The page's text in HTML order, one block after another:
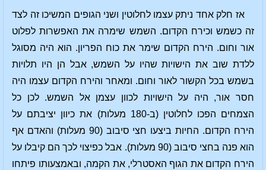
אז חלק אחד ניתק עצמו לחלוטין ושני הגופים המשיכו זה לצד
זה כשמש וכירח הקדום. השמש שימרה את האפשרות לפלוט
אור וחום. הירח הקדום שימר את כוח הפריון. הוא היה מסוגל
ללדת שוב את הישויות שהיו על השמש, אבל הן היו תלויות
בשמש בכל הקשור לאור וחום. ומאחר והירח הקדום עצמו היה
חסר אור, היה על הישויות לכוון עצמן אל השמש. לכן כל
הצמחים הפכו לחלוטין (ב-180 מעלות) את כיוון יציבתם על
הירח הקדום. החיות ביצעו חצי סיבוב (90 מעלות) והאדם אף
הוא פנה בחצי סיבוב (90 מעלות). אבל כפיצוי לכך הם קיבלו על
הירח הקדום את הגוף האסטרלי, את הקמה, ובאמצעותו פיתחו